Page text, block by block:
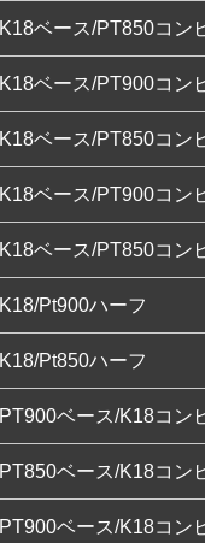
K18ベース/PT850コン
K18ベース/PT900コン
K18ベース/PT850コン
K18ベース/PT900コン
K18ベース/PT850コン
K18/Pt900ハーフ
K18/Pt850ハーフ
PT900ベース/K18コン
PT850ベース/K18コン
PT900ベース/K18コン